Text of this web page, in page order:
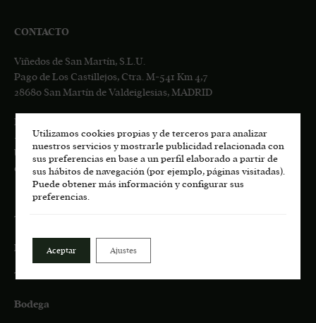
CONTACTO
Viñedos de San Martín, S.L.U.
Pago de Los Castillejos, Ctra. M-541 Km 4,7
28680 San Martín de Valdeiglesias, MADRID
Información general:
+34
617 00 75 77
bodega.lasmoradas@grupoenate.es
enoturismo.lasmoradas@grupoenate.es
Tienda
Eco
Terroir
Bodega
Utilizamos cookies propias y de terceros para analizar
nuestros servicios y mostrarle publicidad relacionada con
sus preferencias en base a un perfil elaborado a partir de
sus hábitos de navegación (por ejemplo, páginas visitadas).
Puede obtener más información y configurar sus
preferencias.
Aceptar Ajustes